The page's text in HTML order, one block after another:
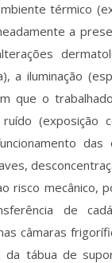
térmico
a
a iluminação
que o
(exposição
risco mecânico,
de
câmaras
tábua de